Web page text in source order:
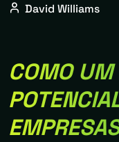
David Williams
COMO UM